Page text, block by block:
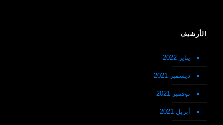
الأرشيف
يناير 2022
ديسمبر 2021
نوفمبر 2021
أبريل 2021